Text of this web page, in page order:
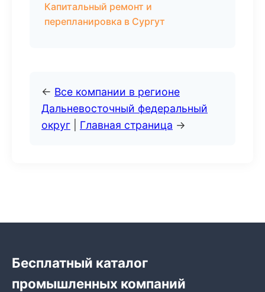
Капитальный ремонт и
перепланировка в Сургут
← Все компании в регионе
Дальневосточный федеральный
округ
Главная страница →
Бесплатный каталог
промышленных компаний